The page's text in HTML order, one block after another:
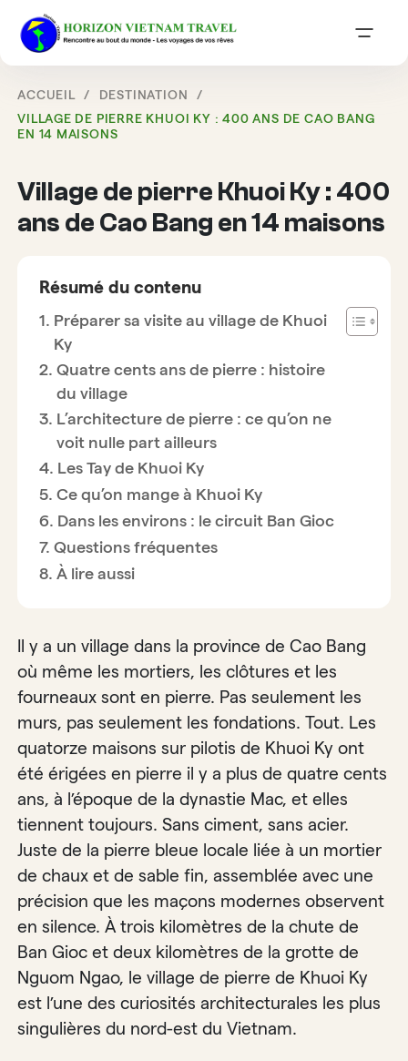
ACCUEIL
DESTINATION
VILLAGE DE PIERRE KHUOI KY : 400 ANS DE CAO BANG
EN 14 MAISONS
Village de pierre Khuoi Ky : 400
ans de Cao Bang en 14 maisons
Résumé du contenu
Préparer sa visite au village de Khuoi
Ky
Quatre cents ans de pierre : histoire
du village
L’architecture de pierre : ce qu’on ne
voit nulle part ailleurs
Les Tay de Khuoi Ky
Ce qu’on mange à Khuoi Ky
Dans les environs : le circuit Ban Gioc
Questions fréquentes
À lire aussi
Il y a un village dans la province de Cao Bang
où même les mortiers, les clôtures et les
fourneaux sont en pierre. Pas seulement les
murs, pas seulement les fondations. Tout. Les
quatorze maisons sur pilotis de Khuoi Ky ont
été érigées en pierre il y a plus de quatre cents
ans, à l’époque de la dynastie Mac, et elles
tiennent toujours. Sans ciment, sans acier.
Juste de la pierre bleue locale liée à un mortier
de chaux et de sable fin, assemblée avec une
précision que les maçons modernes observent
en silence. À trois kilomètres de la chute de
Ban Gioc et deux kilomètres de la grotte de
Nguom Ngao, le village de pierre de Khuoi Ky
est l’une des curiosités architecturales les plus
singulières du nord-est du Vietnam.